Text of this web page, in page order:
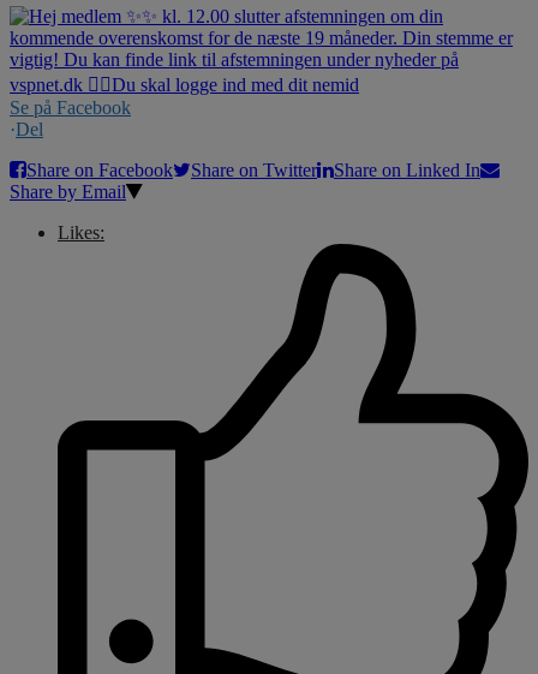
Se på Facebook
·Del
Share on Facebook
Share on Twitter
Share on Linked In
Share by Email
Likes: